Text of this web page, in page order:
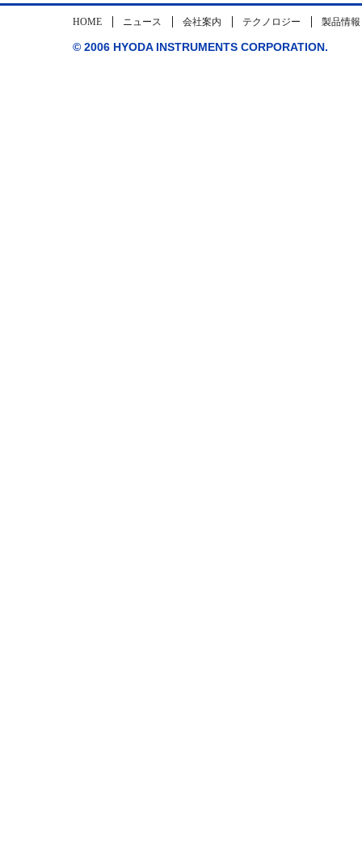
HOME ニュース 会社案内 テクノロジー 製品情報
© 2006 HYODA INSTRUMENTS CORPORATION.